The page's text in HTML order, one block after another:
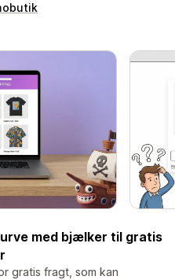
med bjælker til gratis
gratis fragt, som kan